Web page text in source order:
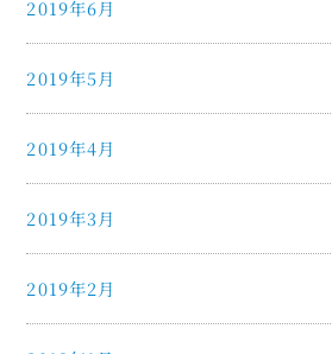
2019年6月
2019年5月
2019年4月
2019年3月
2019年2月